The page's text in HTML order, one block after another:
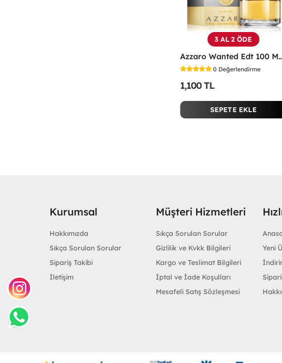
3 AL 2 ÖDE
Azzaro Wanted Edt
0 Değerlendirme
1,100 TL
SEPETE EKLE
Kurumsal
Hakkımızda
Sıkça Sorulan Sorular
Sipariş Takibi
İletişim
Müşteri Hizmetleri
Sıkça Sorulan Sorular
Gizlilik ve Kvkk Bilgileri
Kargo ve Teslimat Bilgileri
İptal ve İade Koşulları
Mesafeli Satış Sözleşmesi
Yeni